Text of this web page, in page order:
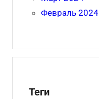
Февраль 2024
Теги